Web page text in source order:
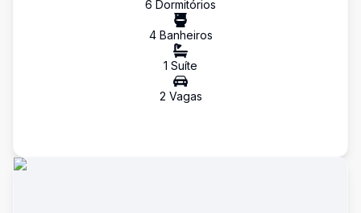
6 Dormitórios
4Banheiros
1 Suíte
2 Vagas